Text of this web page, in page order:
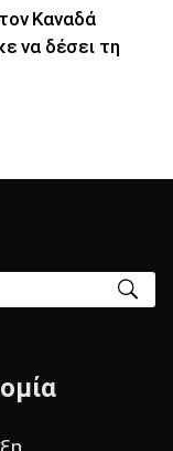
Καναδά
να δέσει τη